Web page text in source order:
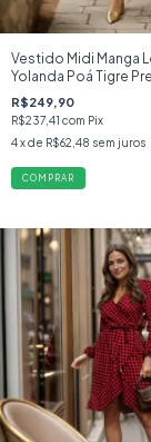
Vestido Midi Manga
Yolanda Poá Tigre
R$249,90
R$237,41 com Pix
4x de R$62,48 sem juros
COMPRAR